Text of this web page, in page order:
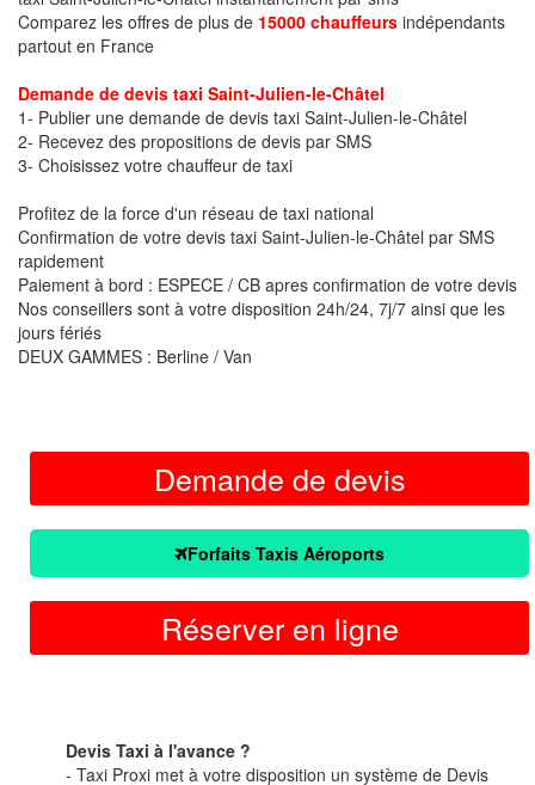
Comparez les offres de plus de 15000 chauffeurs indépendants
partout en France
Demande de devis taxi Saint-Julien-le-Châtel
1- Publier une demande de devis taxi Saint-Julien-le-Châtel
2- Recevez des propositions de devis par SMS
3- Choisissez votre chauffeur de taxi
Profitez de la force d'un réseau de taxi national
Confirmation de votre devis taxi Saint-Julien-le-Châtel par SMS
rapidement
Paiement à bord : ESPECE / CB apres confirmation de votre devis
Nos conseillers sont à votre disposition 24h/24, 7j/7 ainsi que les
jours fériés
DEUX GAMMES : Berline / Van
Demande de devis
Forfaits Taxis Aéroports
Réserver en ligne
Devis Taxi à l'avance ?
- Taxi Proxi met à votre disposition un système de Devis